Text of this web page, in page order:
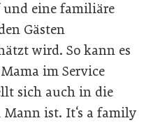
eine familiäre
Gästen
wird. So kann es
im Service
sich auch in die
ist. It‘s a family